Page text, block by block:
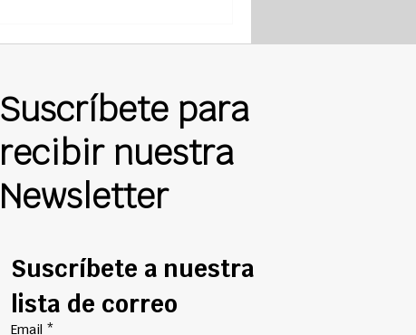
Suscríbete para
recibir nuestra
Newsletter
Suscríbete a nuestra
lista de correo
Email *